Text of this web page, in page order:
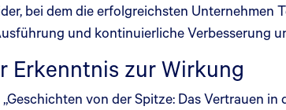
bei dem die erfolgreichsten
und kontinuierliche Verbesserung
Erkenntnis zur Wirkung
von der Spitze: Das Vertrauen